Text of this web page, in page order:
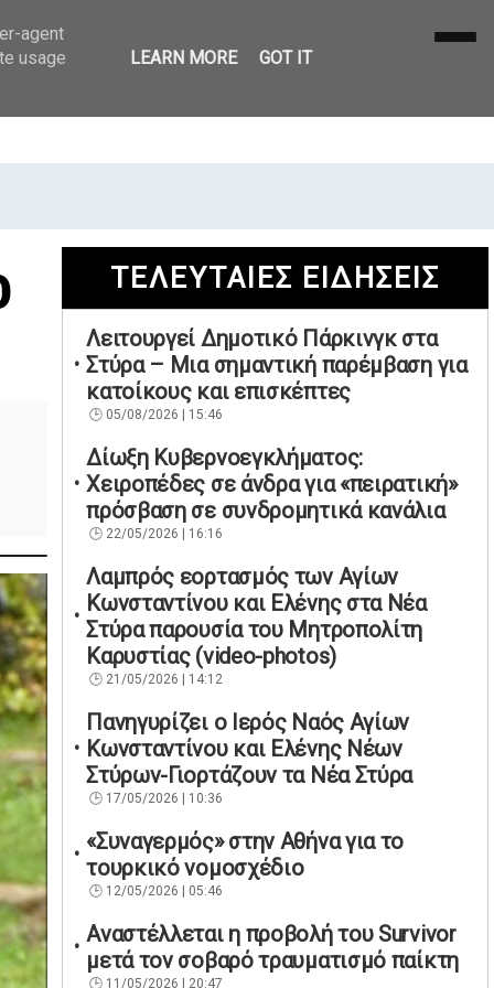
ΤΕΛΕΥΤΑΙΕΣ ΕΙΔΗΣΕΙΣ
Λειτουργεί Δημοτικό Πάρκινγκ στα
Στύρα – Μια σημαντική παρέμβαση για
κατοίκους και επισκέπτες
05/08/2026 | 15:46
Δίωξη Κυβερνοεγκλήματος:
Χειροπέδες σε άνδρα για «πειρατική»
πρόσβαση σε συνδρομητικά κανάλια
22/05/2026 | 16:16
Λαμπρός εορτασμός των Αγίων
Κωνσταντίνου και Ελένης στα Νέα
Στύρα παρουσία του Μητροπολίτη
Καρυστίας (video-photos)
21/05/2026 | 14:12
Πανηγυρίζει ο Ιερός Ναός Αγίων
Κωνσταντίνου και Ελένης Νέων
Στύρων-Γιορτάζουν τα Νέα Στύρα
17/05/2026 | 10:36
«Συναγερμός» στην Αθήνα για το
τουρκικό νομοσχέδιο
12/05/2026 | 05:46
Αναστέλλεται η προβολή του Survivor
μετά τον σοβαρό τραυματισμό παίκτη
11/05/2026 | 20:47
agent
usage
LEARN MORE GOT IT